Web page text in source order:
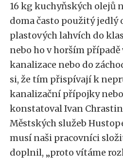
16 kg kuchyňských olejů
doma často použitý jedlý
plastových lahvích do
nebo ho v horším
kanalizace nebo do
si, že tím přispívají k
kanalizační přípojky
konstatoval Ivan
Městských služeb
musí naši pracovníci
doplnil, „proto vítáme